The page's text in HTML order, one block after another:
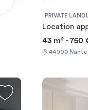
PRIVATE
Location
43 m² - 750
44000